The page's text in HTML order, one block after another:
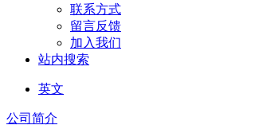
联系方式
留言反馈
加入我们
站内搜索
英文
公司简介